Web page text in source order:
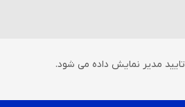
مدیر نمایش داده می شود.